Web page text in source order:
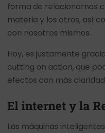
forma de relacionarnos
materia y los otros, así
con nosotros mismos.
Hoy, es justamente
cutting on action, que
efectos con más
El internet y la
Las máquinas